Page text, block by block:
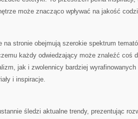
może znacząco wpływać na jakość
na stronie obejmują szerokie spektrum
każdy odwiedzający może znaleźć coś
jak i zwolennicy bardziej
i inspiracje.
śledzi aktualne trendy, prezentując